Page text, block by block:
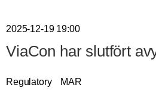
2025-12-19 19:00
ViaCon har slutfört
Regulatory MAR